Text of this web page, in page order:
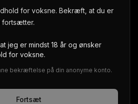
for voksne. Bekræft, at du er
fortsætter.
jeg er mindst 18 år og ønsker
for voksne.
bekræftelse på din anonyme konto.
Fortsæt